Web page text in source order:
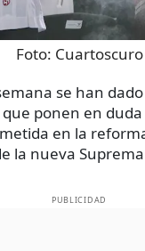
Foto: Cuartoscuro
se han
ponen en
en la
la nueva
PUBLICIDAD